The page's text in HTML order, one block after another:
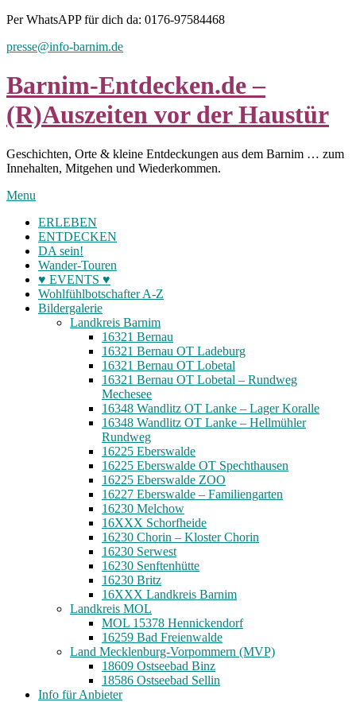
Skip
content
Per WhatsAPP für dich da: 0176-97584468
presse@info-barnim.de
Barnim-Entdecken.de –
(R)Auszeiten vor der Haustür
Geschichten, Orte & kleine Entdeckungen aus dem Barnim … zum
Innehalten, Mitgehen und Wiederkommen.
Menu
ERLEBEN
ENTDECKEN
DA sein!
Wander-Touren
♥ EVENTS ♥
Wohlfühlbotschafter A-Z
Bildergalerie
Landkreis Barnim
16321 Bernau
16321 Bernau OT Ladeburg
16321 Bernau OT Lobetal
16321 Bernau OT Lobetal – Rundweg
Mechesee
16348 Wandlitz OT Lanke – Lager Koralle
16348 Wandlitz OT Lanke – Hellmühler
Rundweg
16225 Eberswalde
16225 Eberswalde OT Spechthausen
16225 Eberswalde ZOO
16227 Eberswalde – Familiengarten
16230 Melchow
16XXX Schorfheide
16230 Chorin – Kloster Chorin
16230 Serwest
16230 Senftenhütte
16230 Britz
16XXX Landkreis Barnim
Landkreis MOL
MOL 15378 Hennickendorf
16259 Bad Freienwalde
Land Mecklenburg-Vorpommern (MVP)
18609 Ostseebad Binz
18586 Ostseebad Sellin
Info für Anbieter